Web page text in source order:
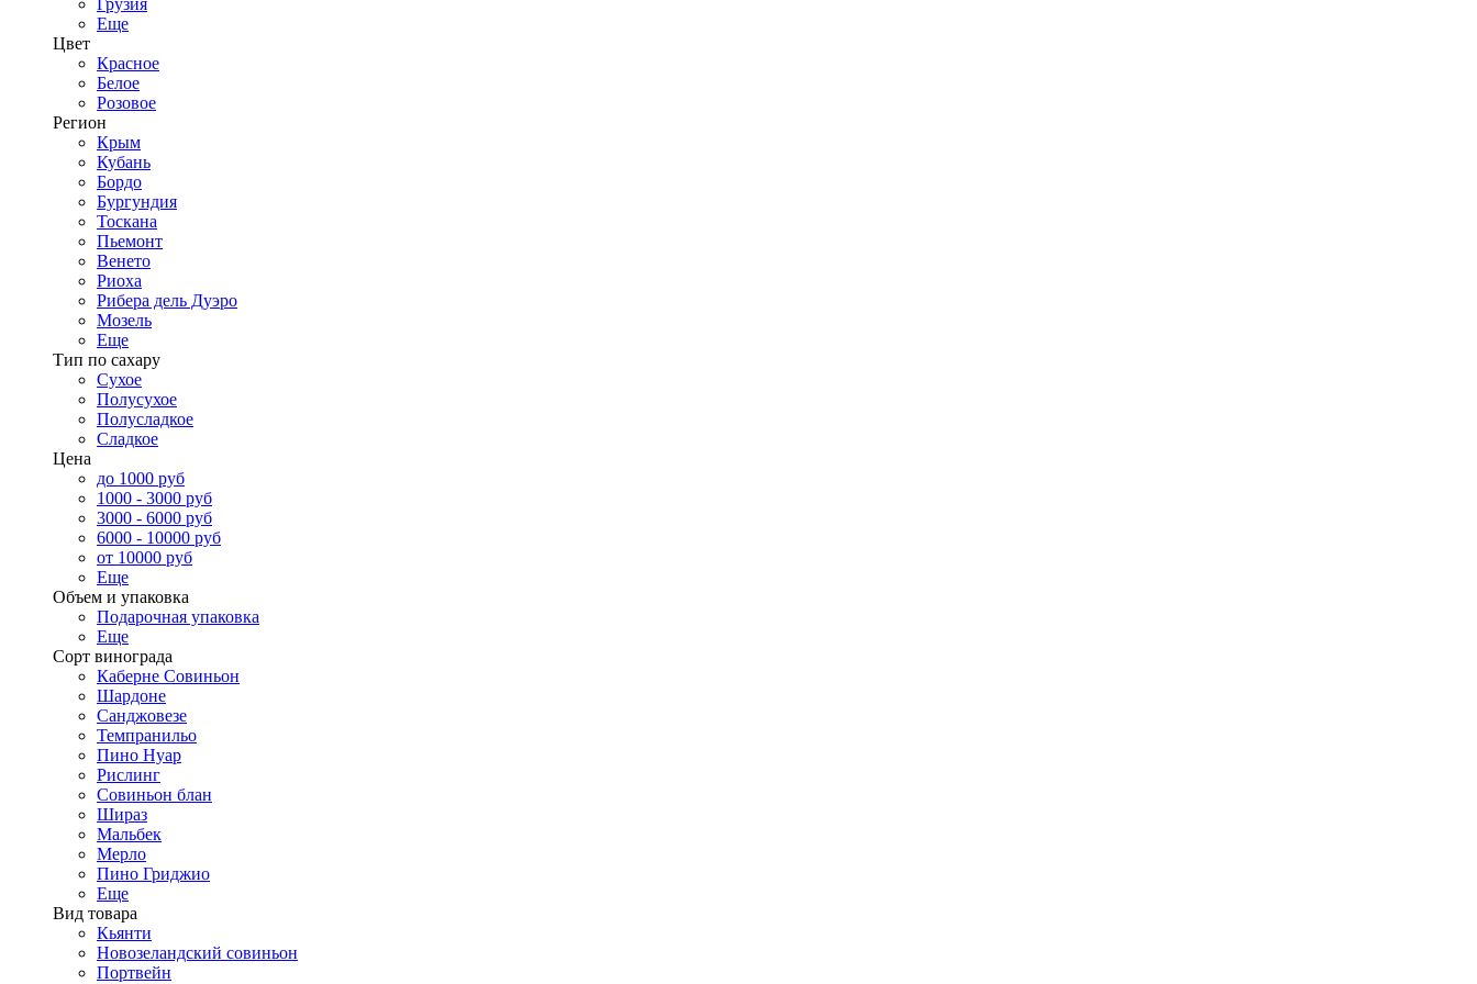
Грузия
Еще
Цвет
Красное
Белое
Розовое
Регион
Крым
Кубань
Бордо
Бургундия
Тоскана
Пьемонт
Венето
Риоха
Рибера дель Дуэро
Мозель
Еще
Тип по сахару
Сухое
Полусухое
Полусладкое
Сладкое
Цена
до 1000 руб
1000 - 3000 руб
3000 - 6000 руб
6000 - 10000 руб
от 10000 руб
Еще
Объем и упаковка
Подарочная упаковка
Еще
Сорт винограда
Каберне Совиньон
Шардоне
Санджовезе
Темпранильо
Пино Нуар
Рислинг
Совиньон блан
Шираз
Мальбек
Мерло
Пино Гриджио
Еще
Вид товара
Кьянти
Новозеландский совиньон
Портвейн